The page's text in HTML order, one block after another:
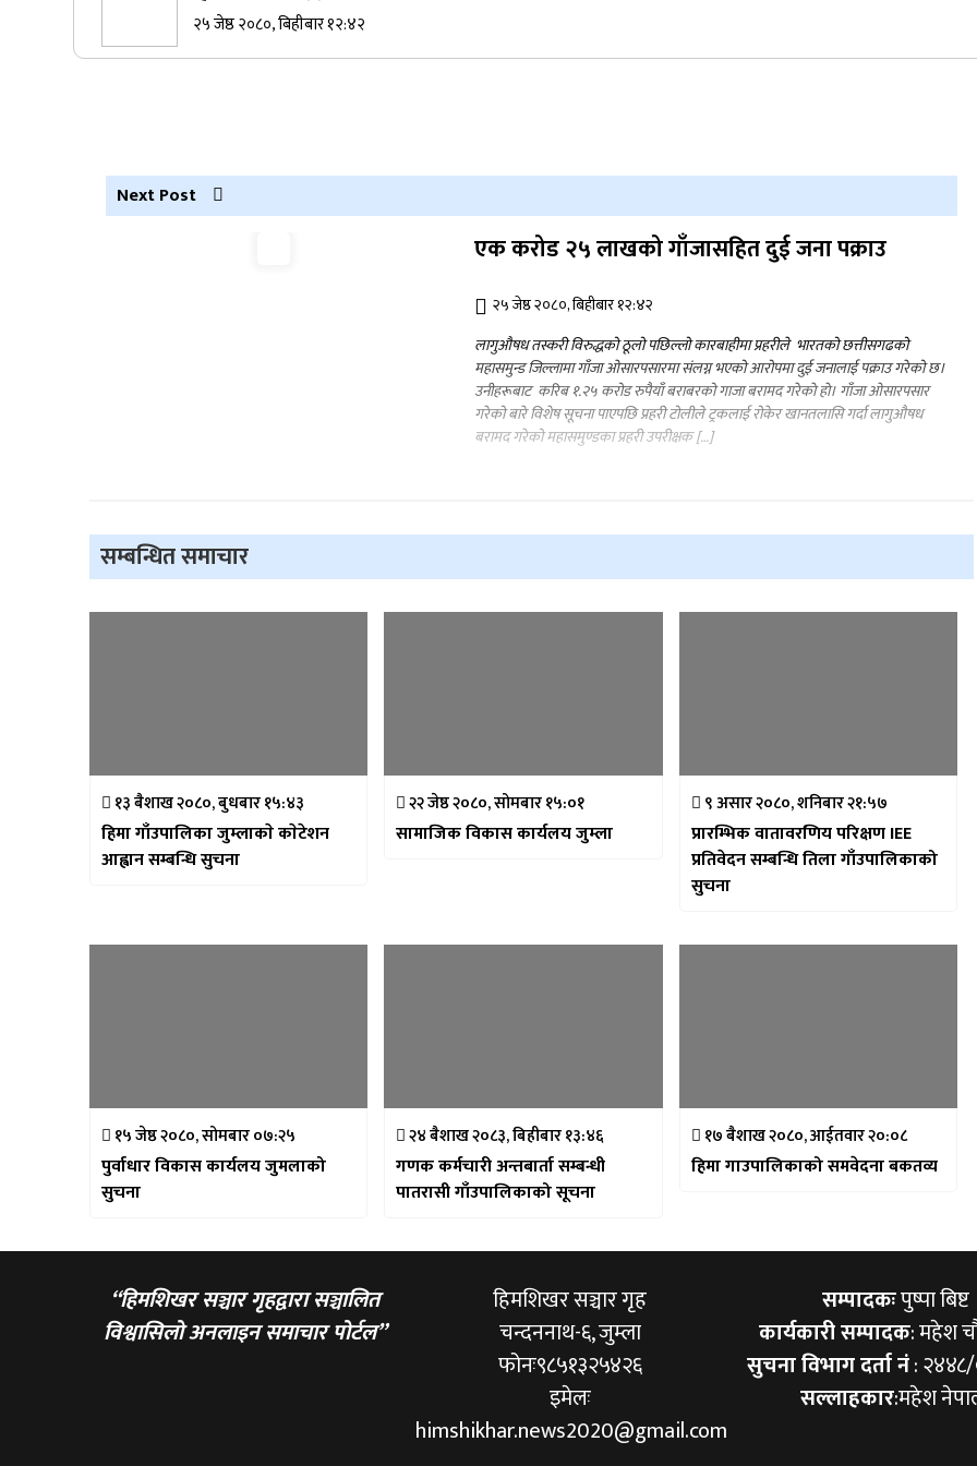
दुर्घटना, एकको मृत्यु
२५ जेष्ठ २०८०, बिहीबार १२:४२
Next Post
एक करोड २५ लाखको गाँजासहित दुई जना पक्राउ
२५ जेष्ठ २०८०, बिहीबार १२:४२
लागुऔषध तस्करी विरुद्धको ठूलो पछिल्लो कारबाहीमा प्रहरीले भारतको छत्तीसगढको
महासमुन्ड जिल्लामा गाँजा ओसारपसारमा संलग्न भएको आरोपमा दुई जनालाई पक्राउ गरेको छ।
उनीहरूबाट करिब १.२५ करोड रुपैयाँ बराबरको गाजा बरामद गरेकाे हाे। गाँजा ओसारपसार
गरेको बारे विशेष सूचना पाएपछि प्रहरी टोलीले ट्रकलाई रोकेर खानतलासि गर्दा लागुऔषध
बरामद गरेको महासमुण्डका प्रहरी उपरीक्षक […]
सम्बन्धित समाचार
१३ बैशाख २०८०, बुधबार १५:४३
हिमा गाँउपालिका जुम्लाकाे काेटेशन
आह्वान सम्बन्धि सुचना
२२ जेष्ठ २०८०, सोमबार १५:०१
सामाजिक विकास कार्यलय जुम्ला
९ असार २०८०, शनिबार २१:५७
प्रारम्भिक वातावरणिय परिक्षण IEE
प्रतिवेदन सम्बन्धि तिला गाँउपालिकाको
सुचना
१५ जेष्ठ २०८०, सोमबार ०७:२५
पुर्वाधार विकास कार्यलय जुमलाको
सुचना
२४ बैशाख २०८३, बिहीबार १३:४६
गणक कर्मचारी अन्तबार्ता सम्बन्धी
पातरासी गाँउपालिकाको सूचना
१७ बैशाख २०८०, आईतवार २०:०८
हिमा गाउपालिकाको समवेदना बकतव्य
“हिमशिखर सञ्चार गृहद्वारा सञ्चालित
विश्वासिलो अनलाइन समाचार पोर्टल”
हिमशिखर सञ्चार गृह
चन्दननाथ-६, जुम्ला
फोनः९८५१३२५४२६
इमेलः
himshikhar.news2020@gmail.com
सम्पादकःपुष्पा बिष्ट
कार्यकारी सम्पादक: महेश
सुचना विभाग दर्ता नं:
सल्लाहकार:महेश